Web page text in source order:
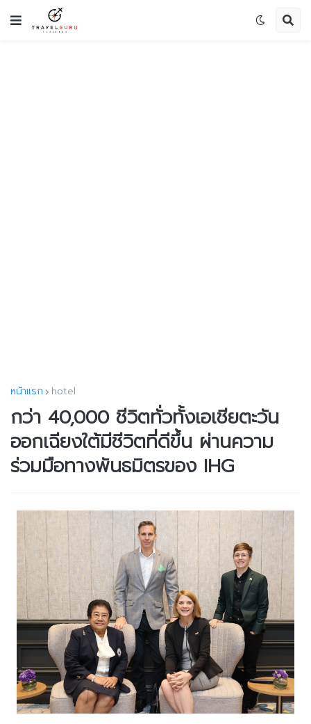
หน้าแรก hotel
กว่า 40,000 ชีวิตทั่วทั้งเอเชียตะวัน
ออกเฉียงใต้มีชีวิตที่ดีขึ้น ผ่านความ
ร่วมมือทางพันธมิตรของ IHG